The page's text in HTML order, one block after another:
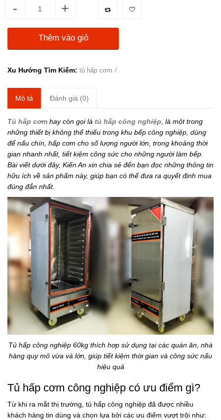
- +
Thêm vào giỏ
Xu Hướng Tìm Kiếm: tủ hấp cơm
Mô tả Đánh giá (0)
Tủ hấp cơm hay còn gọi là tủ hấp công nghiệp , là một trong
những thiết bị không thể thiếu trong khu bếp công nghiệp, dùng
để nấu chín, hấp cơm cho số lượng người lớn, trong khoảng thời
gian nhanh nhất, tiết kiệm công sức cho những người làm bếp.
Bài viết dưới đây, Kiến An xin chia sẻ đến bạn đọc những thông tin
hữu ích về sản phẩm này, giúp bạn có thể đưa ra quyết định mua
đúng đắn nhất.
Tủ hấp công nghiệp 60kg thích hợp sử dụng tại các quán ăn, nhà
hàng quy mô vừa và lớn, giúp tiết kiệm thời gian và công sức nấu
hiệu quả
Tủ hấp cơm công nghiệp có ưu điểm gì?
Từ khi ra mắt thị trường, tủ hấp công nghiệp đã được nhiều
khách hàng tin dùng và chọn lựa bởi các ưu điểm vượt trội như: